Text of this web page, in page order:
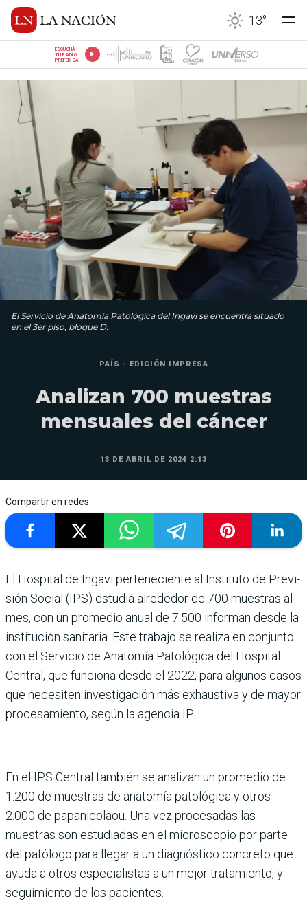
13°
ESCUCHÁ
TU RADIO
PREFERIDA
El Servicio de Anatomía Patológica del Ingavi se encuentra situado
en el 3er piso, bloque D.
PAÍS - EDICIÓN IMPRESA
Analizan 700 muestras
mensuales del cáncer
13 DE ABRIL DE 2024 2:13
Compartir en redes
El Hospital de Ingavi perte­neciente al Instituto de Previ­
sión Social (IPS) estudia alre­dedor de 700 muestras al
mes, con un promedio anual de 7.500 informan desde la
insti­tución sanitaria. Este trabajo se realiza en conjunto
con el Servicio de Anatomía Patoló­gica del Hospital
Central, que funciona desde el 2022, para algunos casos
que necesiten investigación más exhaustiva y de mayor
procesamiento, según la agencia IP.
En el IPS Central también se analizan un promedio de
1.200 de muestras de anato­mía patológica y otros
2.000 de papanicolaou. Una vez pro­cesadas las
muestras son estu­diadas en el microscopio por parte
del patólogo para llegar a un diagnóstico concreto que
ayuda a otros especialistas a un mejor tratamiento, y
segui­miento de los pacientes.